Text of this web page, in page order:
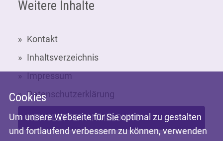
Weitere Inhalte
Kontakt
Inhaltsverzeichnis
Impressum
Datenschutzerklärung
NEWSLETTER-ANMELDUNG
Cookies
Um unsere Webseite für Sie optimal zu gestalten
und fortlaufend verbessern zu können, verwenden